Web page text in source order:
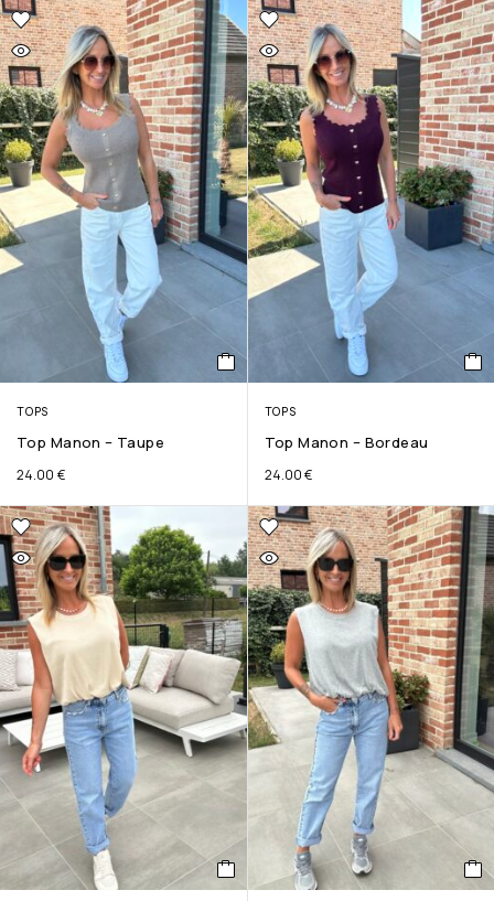
TOPS
Top Manon – Taupe
24.00 €
TOPS
Top Manon – Bordeau
24.00€